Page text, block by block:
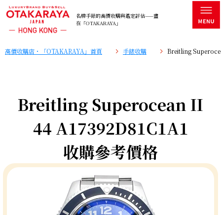
名牌手錶的高價收購與鑑定評估——盡
在「OTAKARAYA」
高價收購店・「OTAKARAYA」首頁 手錶收購 Breitling
Breitling Superocean II
44 A17392D81C1A1
收購參考價格